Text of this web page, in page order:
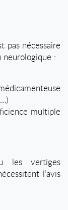
pas nécessaire
neurologique :
multiple
les vertiges
l’avis